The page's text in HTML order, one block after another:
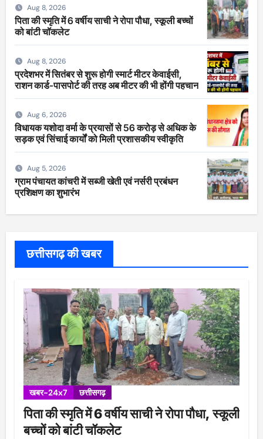
Aug 8, 2026
पिता की स्मृति में 6 वर्षीय साची ने रोपा पौधा, स्कूली बच्चों
को बांटी चॉकलेट
Aug 8, 2026
प्रदेशभर में सितंबर से शुरू होगी स्मार्ट मीटर केवाईसी,
राशन कार्ड-पासपोर्ट की तरह अब मीटर की भी होंगी पहचान
Aug 6, 2026
विधायक यशोदा वर्मा के प्रयासों से 56 करोड़ से अधिक के
सड़क एवं सिंचाई कार्यों को मिली प्रशासकीय स्वीकृति
Aug 5, 2026
ग्राम पंचायत कांचरी में सब्जी खेती एवं नर्सरी प्रबंधन
प्रशिक्षण का शुभारंभ
छत्तीसगढ़ की खबर
खबर-24x7 छत्तीसगढ़
पिता की स्मृति में 6 वर्षीय साची ने रोपा पौधा, स्कूली
बच्चों को बांटी चॉकलेट